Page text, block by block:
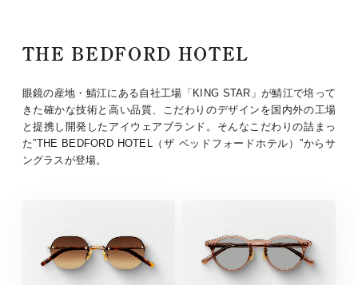
THE BEDFORD HOTEL
眼鏡の産地・鯖江にある自社工場「KING STAR」が鯖江で培って
きた確かな技術と高い品質、こだわりのデザインを国内外の工場
と提携し開発したアイウェアブランド。そんなこだわりの詰まっ
た”THE BEDFORD HOTEL（ザ ベッドフォードホテル）”からサ
ングラスが登場。